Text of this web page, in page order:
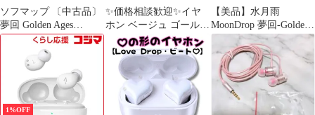
ソフマップ 〔中古品〕
夢回 Golden Ages
MD501897【377】
✨価格相談歓迎✨イヤ
ホン ベージュ ゴールド
高音質 ノイズキャンセ
リング
【美品】水月雨
MoonDrop 夢回-Golden
1%OFF